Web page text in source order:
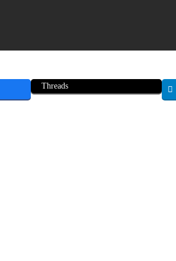
Threads